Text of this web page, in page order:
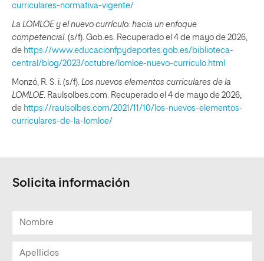
curriculares-normativa-vigente/
La LOMLOE y el nuevo currículo: hacia un enfoque
competencial. (s/f). Gob.es. Recuperado el 4 de mayo de 2026,
de https://www.educacionfpydeportes.gob.es/biblioteca-
central/blog/2023/octubre/lomloe-nuevo-curriculo.html
Monzó, R. S. i. (s/f). Los nuevos elementos curriculares de la
LOMLOE. Raulsolbes.com. Recuperado el 4 de mayo de 2026,
de https://raulsolbes.com/2021/11/10/los-nuevos-elementos-
curriculares-de-la-lomloe/
Solicita información